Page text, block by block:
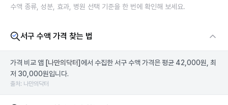
수액 종류, 성분, 효과, 병원 선택 기준을 한 번에 확인해 보세요.
서구 수액 가격 찾는 법
가격 비교 앱 [나만의닥터] 에서 수집한 서구 수액 가격은 평균 42,000원, 최
저 30,000원입니다.
출처: 나만의닥터